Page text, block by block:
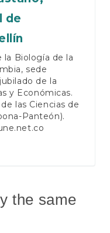
de
la Biología de la
sede
de la
y Económicas.
las Ciencias de
Panteón).
the same